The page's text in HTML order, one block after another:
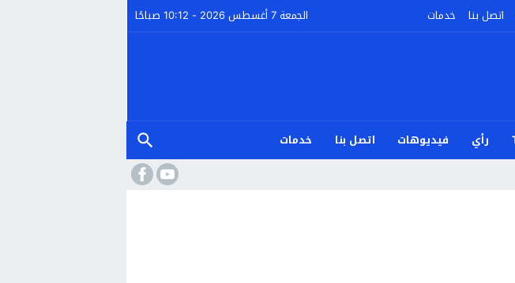
اتصل بنا خدمات الجمعة 7 أغسطس 2026 - 10:12 صباحًا
رأي فيديوهات اتصل بنا
خدمات